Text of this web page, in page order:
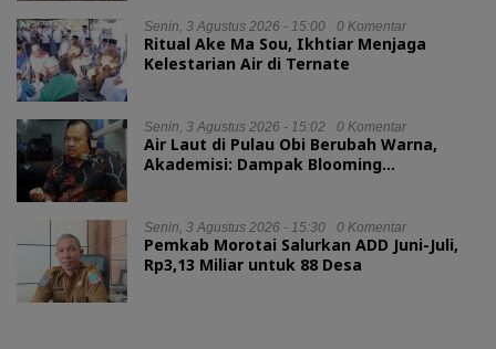
Senin, 3 Agustus 2026 - 15:00 0 Komentar
Ritual Ake Ma Sou, Ikhtiar Menjaga
Kelestarian Air di Ternate
Senin, 3 Agustus 2026 - 15:02 0 Komentar
Air Laut di Pulau Obi Berubah Warna,
Akademisi: Dampak Blooming
Senin, 3 Agustus 2026 - 15:30 0 Komentar
Pemkab Morotai Salurkan ADD Juni-Juli,
Rp3,13 Miliar untuk 88 Desa